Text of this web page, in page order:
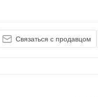
Связаться с продавцом